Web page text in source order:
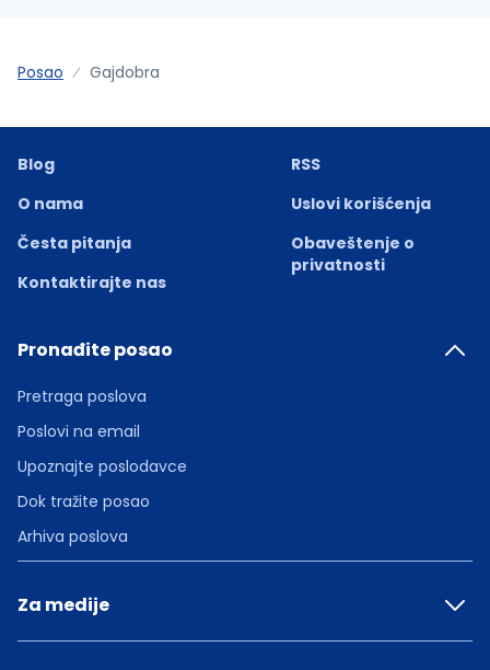
Posao Gajdobra
Blog
O nama
Česta pitanja
Kontaktirajte nas
RSS
Uslovi korišćenja
Obaveštenje o
privatnosti
Pronađite posao
Pretraga poslova
Poslovi na email
Upoznajte poslodavce
Dok tražite posao
Arhiva poslova
Za medije